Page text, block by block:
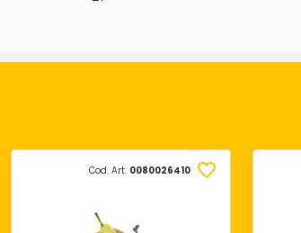
Cod. Art. 0080026410